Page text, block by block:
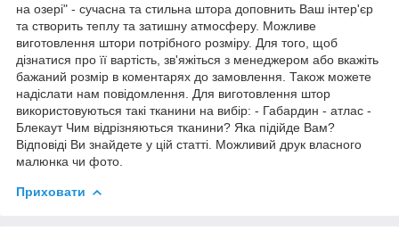
на озері" - сучасна та стильна штора доповнить Ваш інтер'єр
та створить теплу та затишну атмосферу. Можливе
виготовлення штори потрібного розміру. Для того, щоб
дізнатися про її вартість, зв'яжіться з менеджером або вкажіть
бажаний розмір в коментарях до замовлення. Також можете
надіслати нам повідомлення. Для виготовлення штор
використовуються такі тканини на вибір: - Габардин - атлас -
Блекаут Чим відрізняються тканини? Яка підійде Вам?
Відповіді Ви знайдете у цій статті. Можливий друк власного
малюнка чи фото.
Приховати